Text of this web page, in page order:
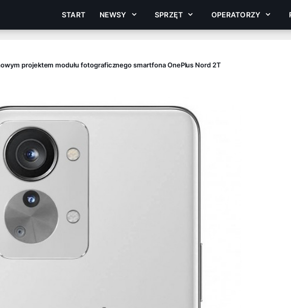
START NEWSY SPRZĘT OPERATORZY
projektem modułu fotograficznego smartfona OnePlus Nord 2T